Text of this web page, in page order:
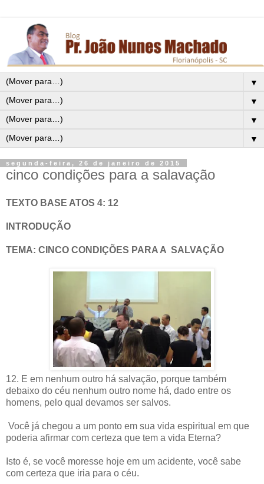
▼
▼
▼
▼
segunda-feira, 26 de janeiro de 2015
cinco condições para a salavação
TEXTO BASE ATOS 4: 12
INTRODUÇÃO
TEMA: CINCO CONDIÇÕES PARA A SALVAÇÃO
12. E em nenhum outro há salvação, porque também
debaixo do céu nenhum outro nome há, dado entre os
homens, pelo qual devamos ser salvos.
Você já chegou a um ponto em sua vida espiritual em que
poderia afirmar com certeza que tem a vida Eterna?
Isto é, se você moresse hoje em um acidente, você sabe
com certeza que iria para o céu.